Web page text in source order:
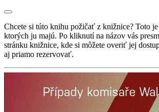
Chcete si túto knihu požičať z knižnice? Toto
ktorých ju majú. Po kliknutí na názov vás
stránku knižnice, kde si môžete overiť jej
aj priamo rezervovať.